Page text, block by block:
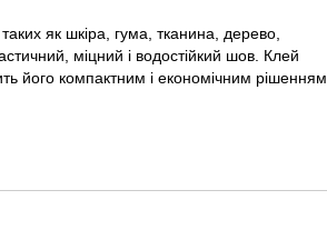
як шкіра, гума, тканина, дерево,
міцний і водостійкий шов. Клей
його компактним і економічним рішенням